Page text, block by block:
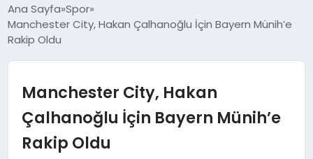
GÜNDEM
DÜNYA
EĞITIM
Ana Sayfa Spor
Manchester City, Hakan Çalhanoğlu İçin Bayern Münih’e
Rakip Oldu
Manchester City, Hakan
Çalhanoğlu İçin Bayern Münih’e
Rakip Oldu